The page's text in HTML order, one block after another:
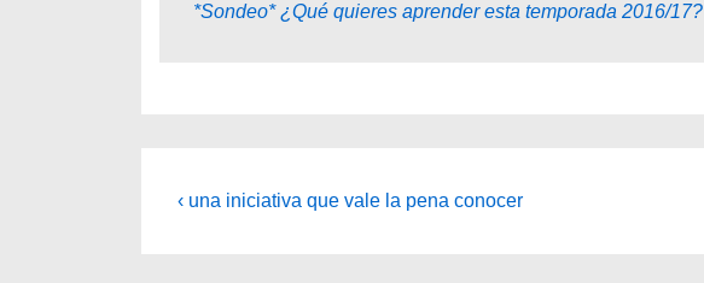
*Sondeo* ¿Qué quieres aprender esta temporada 2016/17?
Navegación
La
‹ una iniciativa que vale la pena conocer